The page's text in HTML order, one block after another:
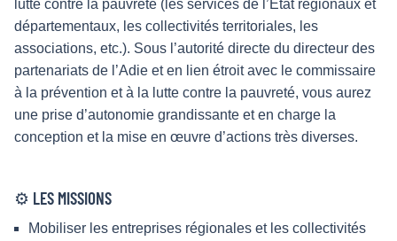
lutte contre la pauvreté (les services de l’État régionaux et
départementaux, les collectivités territoriales, les
associations, etc.). Sous l’autorité directe du directeur des
partenariats de l’Adie et en lien étroit avec le commissaire
à la prévention et à la lutte contre la pauvreté, vous aurez
une prise d’autonomie grandissante et en charge la
conception et la mise en œuvre d’actions très diverses.
⚙️ LES MISSIONS
Mobiliser les entreprises régionales et les collectivités